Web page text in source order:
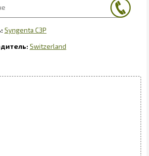
Syngenta СЗР
Switzerland